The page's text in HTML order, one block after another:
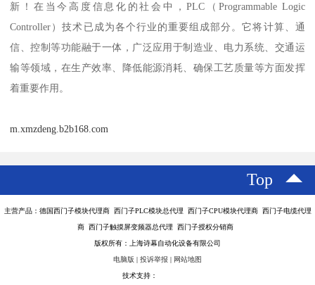
新！在当今高度信息化的社会中，PLC（Programmable Logic
Controller）技术已成为各个行业的重要组成部分。它将计算、通
信、控制等功能融于一体，广泛应用于制造业、电力系统、交通运
输等领域，在生产效率、降低能源消耗、确保工艺质量等方面发挥
着重要作用。
m.xmzdeng.b2b168.com
Top
主营产品：德国西门子模块代理商 西门子PLC模块总代理 西门子CPU模块代理商 西门子电缆代理
商 西门子触摸屏变频器总代理 西门子授权分销商
版权所有：上海诗幕自动化设备有限公司
电脑版 | 投诉举报 | 网站地图
技术支持：